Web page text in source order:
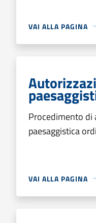
VAI ALLA PAGINA
Procedimento di
paesaggistica
VAI ALLA PAGINA